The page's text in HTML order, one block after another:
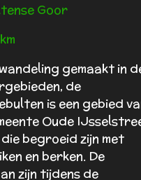
Goor
gemaakt in
de
is een gebied
Oude
begroeid zijn met
en berken. De
zijn tijdens de